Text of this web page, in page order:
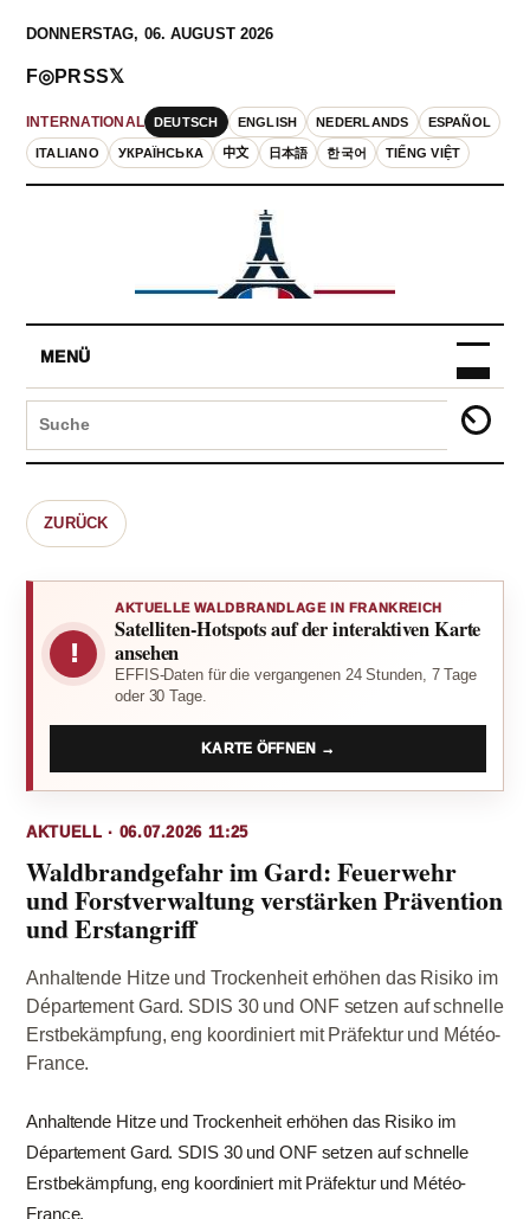
DONNERSTAG, 06. AUGUST 2026
INTERNATIONAL DEUTSCH ENGLISH NEDERLANDS ESPAÑOL
ITALIANO УКРАЇНСЬКА 中文 日本語 한국어 TIẾNG VIỆT
F◎PRSS𝕏
MENÜ
ZURÜCK
!
AKTUELLE WALDBRANDLAGE IN FRANKREICH
Satelliten-Hotspots auf der interaktiven Karte
ansehen
EFFIS-Daten für die vergangenen 24 Stunden, 7 Tage
oder 30 Tage.
KARTE ÖFFNEN →
AKTUELL · 06.07.2026 11:25
Waldbrandgefahr im Gard: Feuerwehr
und Forstverwaltung verstärken Prävention
und Erstangriff
Anhaltende Hitze und Trockenheit erhöhen das Risiko im
Département Gard. SDIS 30 und ONF setzen auf schnelle
Erstbekämpfung, eng koordiniert mit Präfektur und Météo-
France.
Anhaltende Hitze und Trockenheit erhöhen das Risiko im
Département Gard. SDIS 30 und ONF setzen auf schnelle
Erstbekämpfung, eng koordiniert mit Präfektur und Météo-
France.